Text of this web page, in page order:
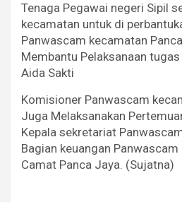
Tenaga Pegawai negeri Sipil
kecamatan untuk di
Panwascam kecamatan
Membantu Pelaksanaan
Aida Sakti
Komisioner Panwascam
Juga Melaksanakan
Kepala sekretariat
Bagian keuangan
Camat Panca Jaya. (Sujatna)